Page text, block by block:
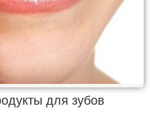
для зубов